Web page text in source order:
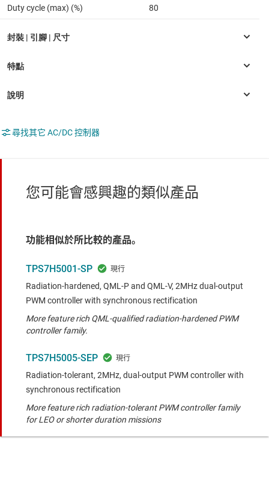
Duty cycle (max) (%) 80
尋找其它 AC/DC 控制器
您可能會感興趣的類似產品
功能相似於所比較的產品。
TPS7H5001-SP
Radiation-hardened, QML-P and QML-V, 2MHz dual-output
PWM controller with synchronous rectification
More feature rich QML-qualified radiation-hardened PWM
controller family.
TPS7H5005-SEP
Radiation-tolerant, 2MHz, dual-output PWM controller with
synchronous rectification
More feature rich radiation-tolerant PWM controller family
for LEO or shorter duration missions